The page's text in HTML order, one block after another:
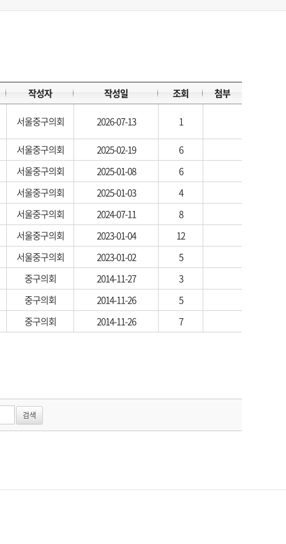
작성자 작성일 조회 첨부
서울중구의회 2026-07-13 1
서울중구의회 2025-02-19
6
서울중구의회 2025-01-08
6
서울중구의회 2025-01-03
4
서울중구의회 2024-07-11
8
서울중구의회 2023-01-04
12
서울중구의회 2023-01-02
5
중구의회 2014-11-27
3
중구의회 2014-11-26
5
중구의회 2014-11-26 7